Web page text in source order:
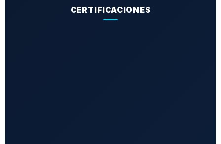
CERTIFICACIONES